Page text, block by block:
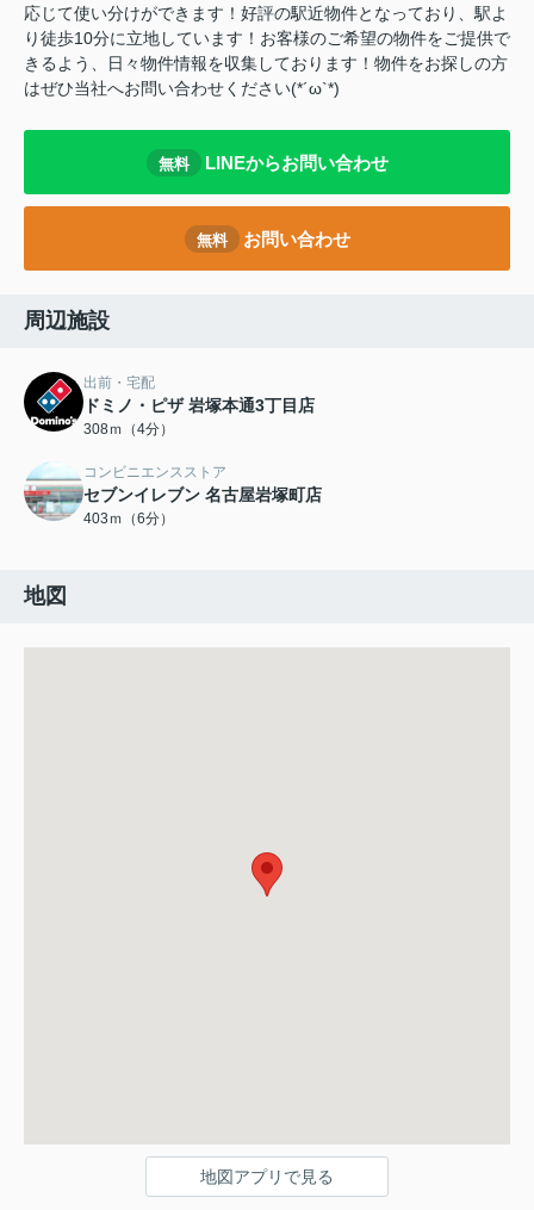
応じて使い分けができます！好評の駅近物件となっており、駅よ
り徒歩10分に立地しています！お客様のご希望の物件をご提供で
きるよう、日々物件情報を収集しております！物件をお探しの方
はぜひ当社へお問い合わせください(*´ω`*)
無料 LINEからお問い合わせ
無料 お問い合わせ
周辺施設
出前・宅配
ドミノ・ピザ 岩塚本通3丁目店
308ｍ（4分）
コンビニエンスストア
セブンイレブン 名古屋岩塚町店
403ｍ（6分）
地図
地図アプリで見る